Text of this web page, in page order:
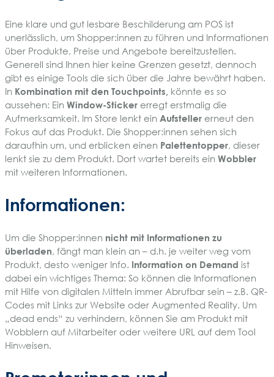
Eine klare und gut lesbare Beschilderung am POS ist
unerlässlich, um Shopper:innen zu führen und Informationen
über Produkte, Preise und Angebote bereitzustellen.
Generell sind Ihnen hier keine Grenzen gesetzt, dennoch
gibt es einige Tools die sich über die Jahre bewährt haben.
In Kombination mit den Touchpoints, könnte es so
aussehen: Ein Window-Sticker erregt erstmalig die
Aufmerksamkeit. Im Store lenkt ein Aufsteller erneut den
Fokus auf das Produkt. Die Shopper:innen sehen sich
daraufhin um, und erblicken einen Palettentopper, dieser
lenkt sie zu dem Produkt. Dort wartet bereits ein Wobbler
mit weiteren Informationen.
Informationen:
Um die Shopper:innen nicht mit Informationen zu
überladen, fängt man klein an – d.h. je weiter weg vom
Produkt, desto weniger Info. Information on Demand ist
dabei ein wichtiges Thema: So können die Informationen
mit Hilfe von digitalen Mitteln immer Abrufbar sein – z.B. QR-
Codes mit Links zur Website oder Augmented Reality. Um
„dead ends“ zu verhindern, können Sie am Produkt mit
Wobblern auf Mitarbeiter oder weitere URL auf dem Tool
Hinweisen.